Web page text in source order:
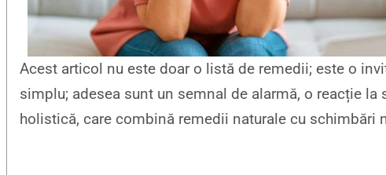
Acest articol nu este doar o listă de remedii; este o
simplu; adesea sunt un semnal de alarmă, o reacție
holistică, care combină remedii naturale cu